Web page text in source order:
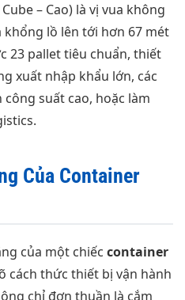
– Cao) là vị vua không
lồ lên tới hơn 67 mét
23 pallet tiêu chuẩn, thiết
xuất nhập khẩu lớn, các
suất cao, hoặc làm
Của Container
của một chiếc container
cách thức thiết bị vận hành
chỉ đơn thuần là cắm